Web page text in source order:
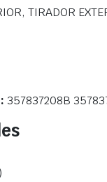
TIRADOR
357837208B